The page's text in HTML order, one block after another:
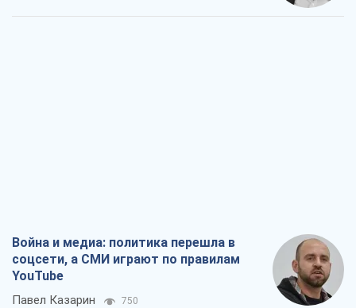
Война и медиа: политика перешла в
соцсети, а СМИ играют по правилам
YouTube
Павел Казарин 750